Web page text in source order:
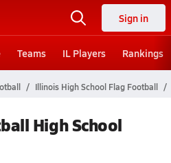
Sign in
Teams IL Players Rankings
Illinois High School Flag Football
High School